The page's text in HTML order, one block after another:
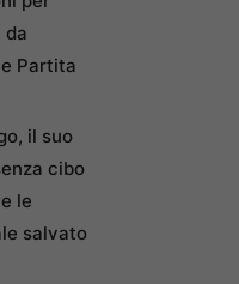
da
Partita
il suo
cibo
le
salvato